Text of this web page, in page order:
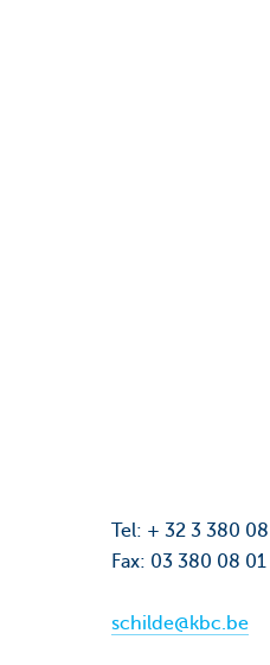
Tel: + 32 3 380
Fax: 03 380 08 01
schilde@kbc.be